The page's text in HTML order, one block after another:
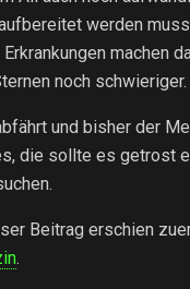
werden
machen
noch schwieriger.
und bisher der
die sollte es getrost
Beitrag erschien
.